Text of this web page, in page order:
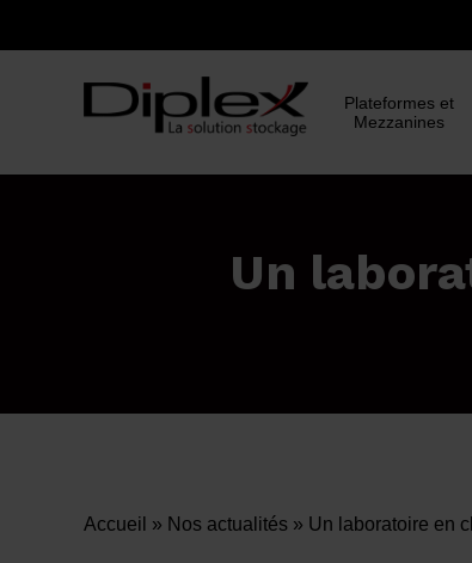
Plateformes et
Mezzanines
Un
Accueil » Nos actualités » Un laboratoire en